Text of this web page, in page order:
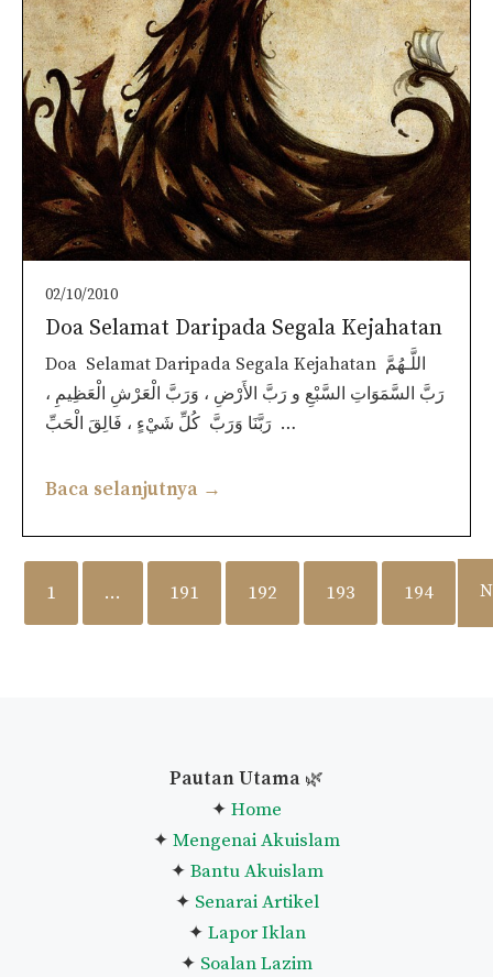
02/10/2010
Doa Selamat Daripada Segala Kejahatan
Doa Selamat Daripada Segala Kejahatan اللَّـهُمَّ
رَبَّ السَّمَوَاتِ السَّبْعِ و رَبَّ الأَرْضِ ، وَرَبَّ الْعَرْشِ الْعَظِيمِ ،
رَبَّنَا وَرَبَّ كُلِّ شَيْءٍ ، فَالِقَ الْحَبِّ …
Baca selanjutnya →
1 … 191 192 193 194
Pautan Utama 🌿
✦ Home
✦ Mengenai Akuislam
✦ Bantu Akuislam
✦ Senarai Artikel
✦ Lapor Iklan
✦ Soalan Lazim